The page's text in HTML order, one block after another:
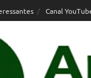
Canal